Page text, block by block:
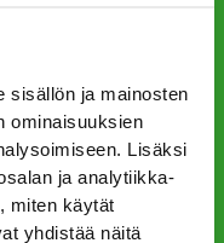
sisällön ja mainosten
ominaisuuksien
Lisäksi
ja analytiikka-
miten käytät
yhdistää näitä
katolla
kuluu
pääset
ja seuraamaan